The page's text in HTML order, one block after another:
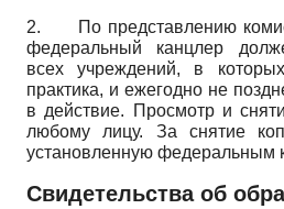
2. По представлению
федеральный канцлер
всех учреждений, в
практика, и ежегодно не
в действие. Просмотр и
любому лицу. За снятие
установленную федеральным
Свидетельства об